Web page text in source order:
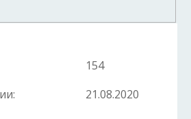
154
21.08.2020